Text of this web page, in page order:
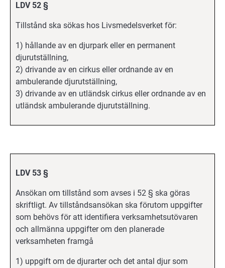
LDV 52 §
Tillstånd ska sökas hos Livsmedelsverket för:
1) hållande av en djurpark eller en permanent
djurutställning,
2) drivande av en cirkus eller ordnande av en
ambulerande djurutställning,
3) drivande av en utländsk cirkus eller ordnande av en
utländsk ambulerande djurutställning.
LDV 53 §
Ansökan om tillstånd som avses i 52 § ska göras
skriftligt. Av tillståndsansökan ska förutom uppgifter
som behövs för att identifiera verksamhetsutövaren
och allmänna uppgifter om den planerade
verksamheten framgå
1) uppgift om de djurarter och det antal djur som